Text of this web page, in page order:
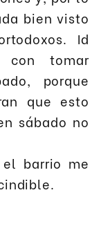
bien visto
Id
con tomar
porque
que esto
sábado no
barrio me